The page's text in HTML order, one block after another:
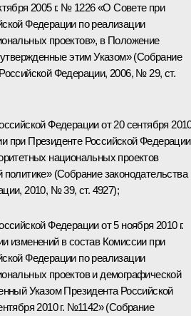
2005 г. № 1226 «О Совете при
Федерации по реализации
проектов», в Положение
этим Указом» (Собрание
Федерации, 2006, № 29, ст.
Федерации от 20 сентября 2010
при Президенте Российской Федерации
национальных проектов
(Собрание законодательства
2010, № 39, ст. 4927);
Федерации от 5 ноября 2010 г.
изменений в состав Комиссии при
Федерации по реализации
проектов и демографической
Указом Президента Российской
2010 г. №1142» (Собрание